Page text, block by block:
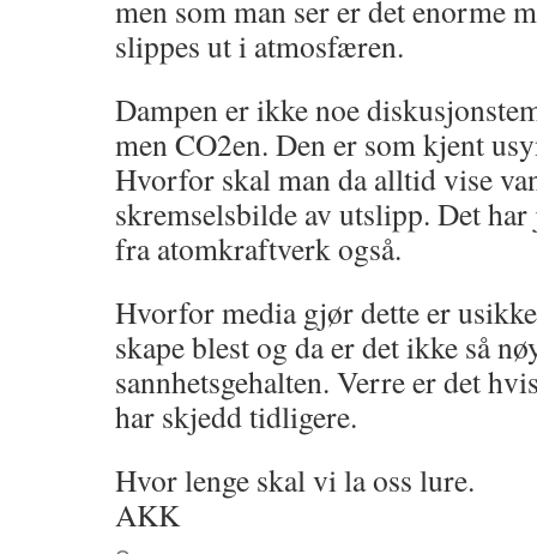
men som man ser er det enorme
slippes ut i atmosfæren.
Dampen er ikke noe
men CO2en. Den er som kjent
Hvorfor skal man da alltid vise
skremselsbilde av utslipp. Det
fra atomkraftverk også.
Hvorfor media gjør dette er
skape blest og da er det ikke så
sannhetsgehalten. Verre er det
har skjedd tidligere.
Hvor lenge skal vi la oss lure.
AKK